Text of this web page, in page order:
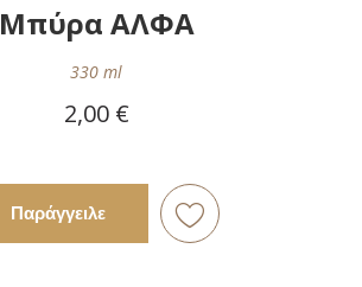
Μπύρα ΑΛΦΑ
330 ml
2,00 €
Παράγγειλε